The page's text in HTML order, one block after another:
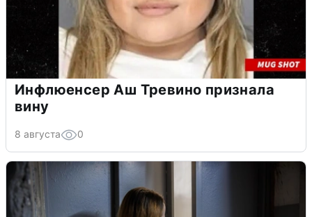
Инфлюенсер Аш Тревино признала
вину
8 августа 0